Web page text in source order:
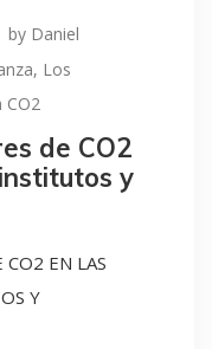
by Daniel
, Los
de CO2
y
EN LAS
Y